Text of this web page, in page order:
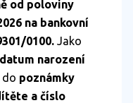
od poloviny
na bankovní
0100. Jako
narození
do poznámky
a číslo